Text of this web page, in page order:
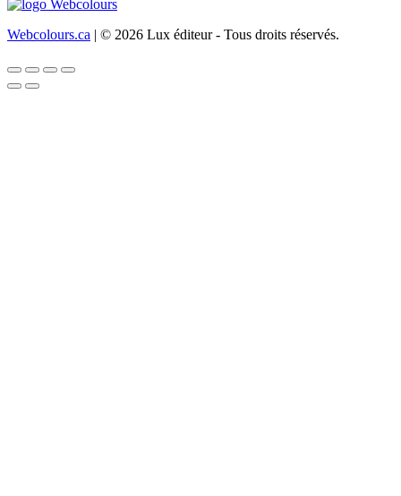
Webcolours.ca | © 2026 Lux éditeur - Tous droits réservés.